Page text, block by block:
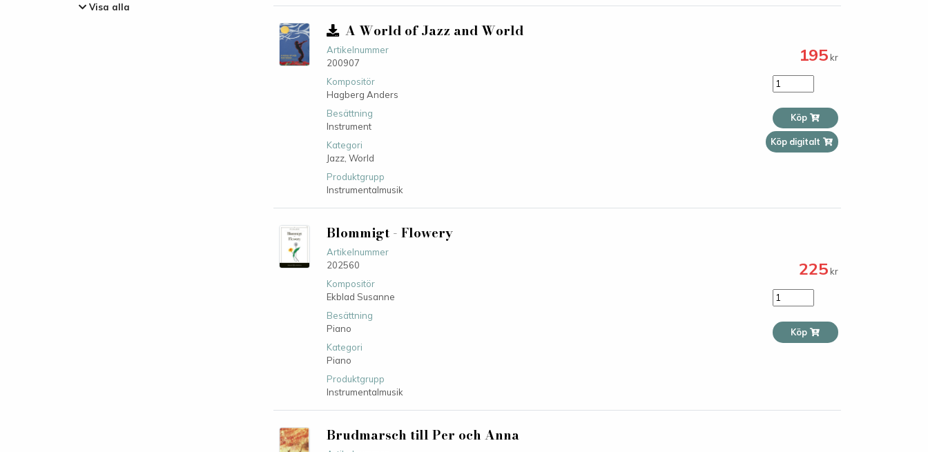
Visa alla
A World of Jazz and World
Artikelnummer
200907
Kompositör
Hagberg Anders
Besättning
Instrument
Kategori
Jazz, World
Produktgrupp
Instrumentalmusik
195kr
Köp
Köp digitalt
Blommigt - Flowery
Artikelnummer
202560
Kompositör
Ekblad Susanne
Besättning
Piano
Kategori
Piano
Produktgrupp
Instrumentalmusik
225kr
Köp
Brudmarsch till Per och Anna